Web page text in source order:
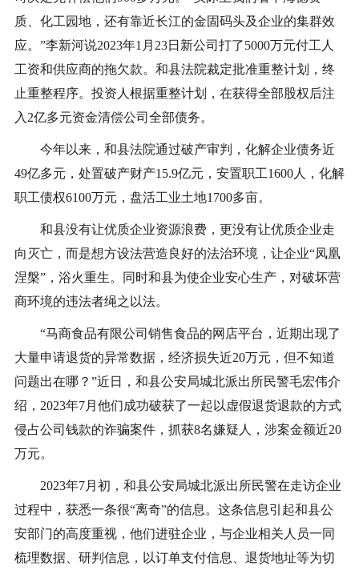
质、化工园地，还有靠近长江的金固码头及企业的集群效
应。”李新河说2023年1月23日新公司打了5000万元付工人
工资和供应商的拖欠款。和县法院裁定批准重整计划，终
止重整程序。投资人根据重整计划，在获得全部股权后注
入2亿多元资金清偿公司全部债务。
今年以来，和县法院通过破产审判，化解企业债务近
49亿多元，处置破产财产15.9亿元，安置职工1600人，化解
职工债权6100万元，盘活工业土地1700多亩。
和县没有让优质企业资源浪费，更没有让优质企业走
向灭亡，而是想方设法营造良好的法治环境，让企业“凤凰
涅槃”，浴火重生。同时和县为使企业安心生产，对破坏营
商环境的违法者绳之以法。
“马商食品有限公司销售食品的网店平台，近期出现了
大量申请退货的异常数据，经济损失近20万元，但不知道
问题出在哪？”近日，和县公安局城北派出所民警毛宏伟介
绍，2023年7月他们成功破获了一起以虚假退货退款的方式
侵占公司钱款的诈骗案件，抓获8名嫌疑人，涉案金额近20
万元。
2023年7月初，和县公安局城北派出所民警在走访企业
过程中，获悉一条很“离奇”的信息。这条信息引起和县公
安部门的高度重视，他们进驻企业，与企业相关人员一同
梳理数据、研判信息，以订单支付信息、退货地址等为切